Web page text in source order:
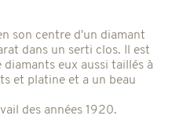
son centre d'un diamant
dans un serti clos. Il est
eux aussi taillés à
et platine et a un beau
des années 1920.